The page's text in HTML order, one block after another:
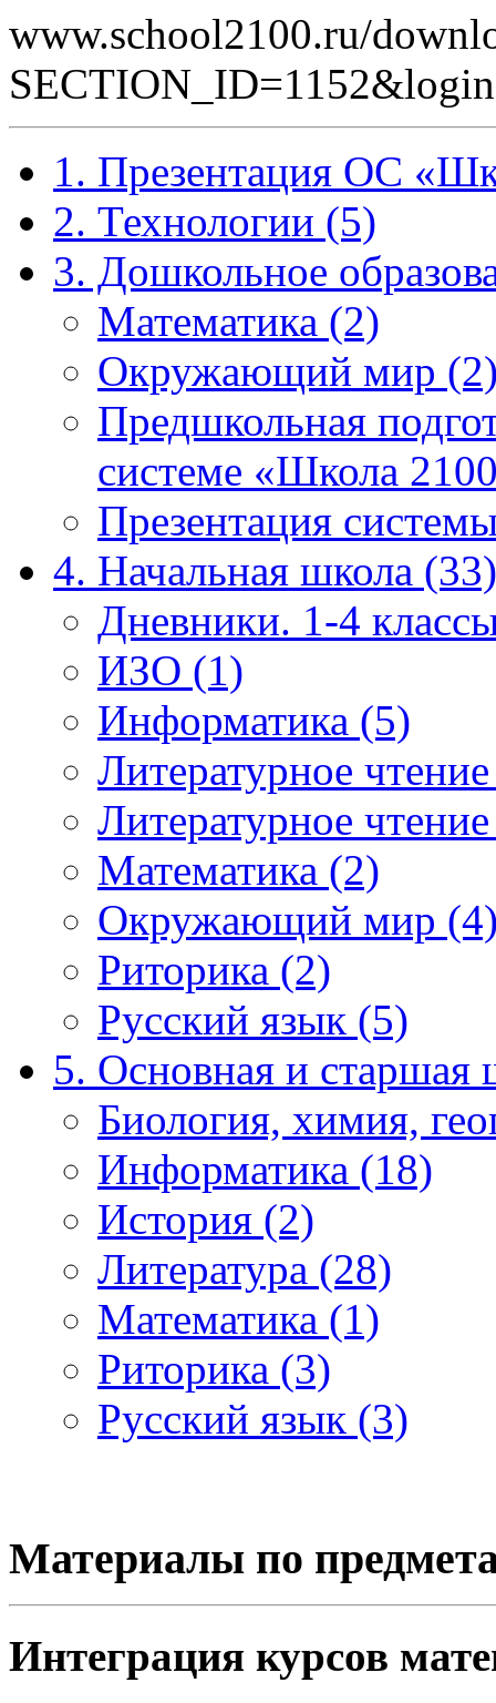
www.school2100.ru/
1. Презентация ОС
2. Технологии (5)
3. Дошкольное
Математика (2)
Окружающий мир
Предшкольная
системе «Школа
Презентация
4. Начальная школа (33)
Дневники. 1-4
ИЗО (1)
Информатика (5)
Литературное
Литературное
Математика (2)
Окружающий мир
Риторика (2)
Русский язык (5)
5. Основная и старшая
Биология, химия,
Информатика (18)
История (2)
Литература (28)
Математика (1)
Риторика (3)
Русский язык (3)
Материалы по
Интеграция курсов